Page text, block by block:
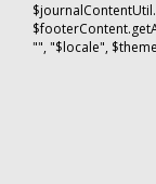
"", "$locale",